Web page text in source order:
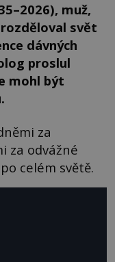
muž,
svět
dávných
proslul
mohl být
za
za odvážné
celém světě.